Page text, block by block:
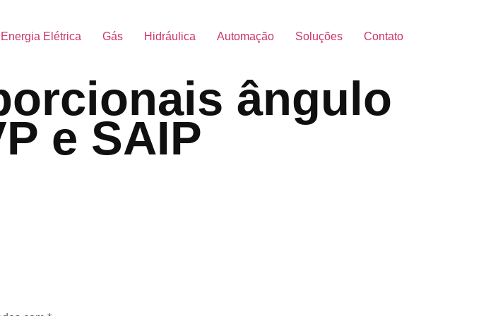
Energia Elétrica Gás Hidráulica Automação Soluções Contato
ângulo
e SAIP